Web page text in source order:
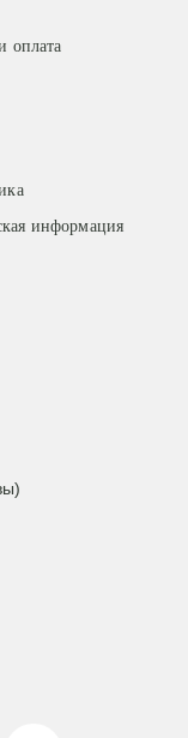
оплата
информация